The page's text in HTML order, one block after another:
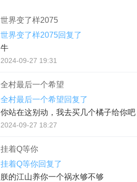
世界变了样2075
世界变了样2075回复了
牛
2024-09-27 19:31
全村最后一个希望
全村最后一个希望回复了
你站在这别动，我去买几个橘子给你吧
2024-09-27 18:27
挂着Q等你
挂着Q等你回复了
朕的江⼭养你⼀个祸⽔够不够